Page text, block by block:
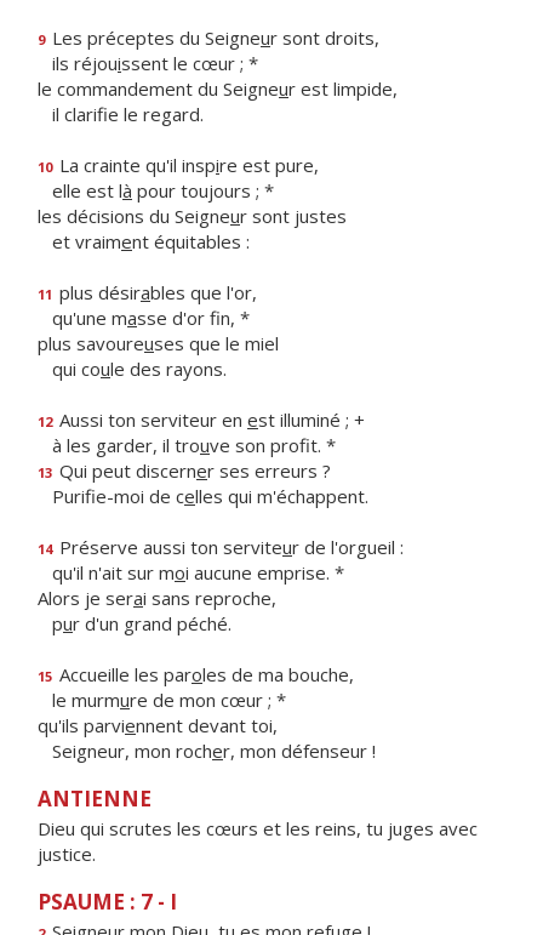
9 Les préceptes du Seigneur sont droits,
ils réjouissent le cœur ; *
le commandement du Seigneur est limpide,
il clarife le regard.
10 La crainte qu'il inspire est pure,
elle est là pour toujours ; *
les décisions du Seigneur sont justes
et vraiment équitables :
11 plus désirables que l'or,
qu'une masse d'or fin, *
plus savoureuses que le miel
qui coule des rayons.
12 Aussi ton serviteur en est illuminé ; +
à les garder, il trouve son profit. *
13 Qui peut discerner ses erreurs ?
Purifie-moi de celles qui m'échappent.
14 Préserve aussi ton serviteur de l'orgueil :
qu'il n'ait sur moi aucune emprise. *
Alors je serai sans reproche,
pur d'un grand péché.
15 Accueille les paroles de ma bouche,
le murmure de mon cœur ; *
qu'ils parviennent devant toi,
Seigneur, mon rocher, mon défenseur !
ANTIENNE
Dieu qui scrutes les cœurs et les reins, tu juges avec
justice.
PSAUME : 7 - I